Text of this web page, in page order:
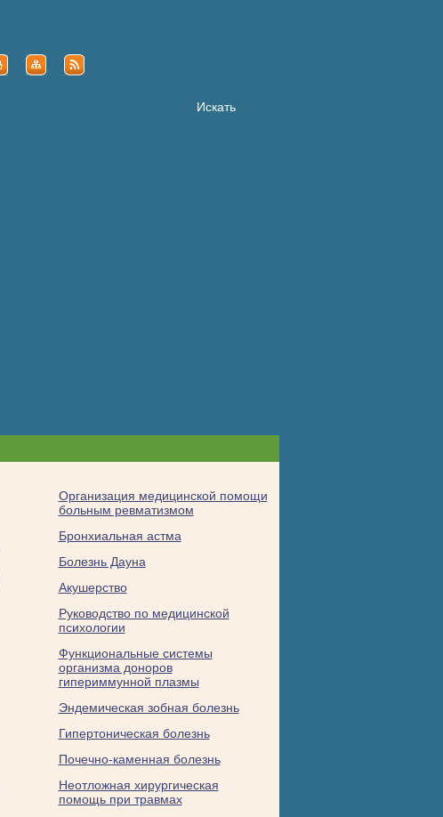
Организация медицинской помощи
больным ревматизмом
Бронхиальная астма
Болезнь Дауна
Акушерство
Руководство по медицинской
психологии
Функциональные системы
организма доноров
гипериммунной плазмы
Эндемическая зобная болезнь
Гипертоническая болезнь
Почечно-каменная болезнь
Неотложная хирургическая
помощь при травмах